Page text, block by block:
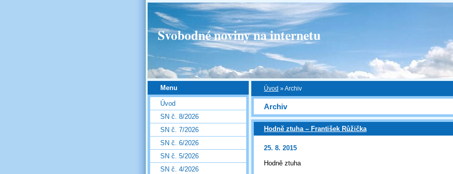
Svobodné noviny na internetu
Úvod »Archiv
Archiv
Hodně ztuha – František Růžička
25. 8. 2015
Hodně ztuha
Menu
Úvod
SN č. 8/2026
SN č. 7/2026
SN č. 6/2026
SN č. 5/2026
SN č. 4/2026